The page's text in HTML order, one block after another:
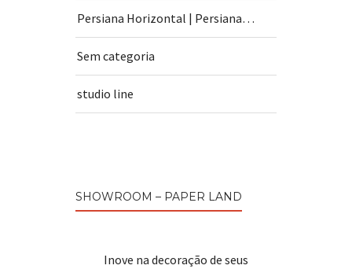
Persiana Horizontal | Persiana Vertical
Sem categoria
studio line
SHOWROOM – PAPER LAND
Inove na decoração de seus